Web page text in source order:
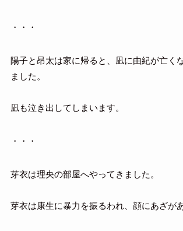
・・・
陽子と昂太は家に帰ると、凪に由紀が亡く
ました。
凪も泣き出してしまいます。
・・・
芽衣は理央の部屋へやってきました。
芽衣は康生に暴力を振るわれ、顔にあざが